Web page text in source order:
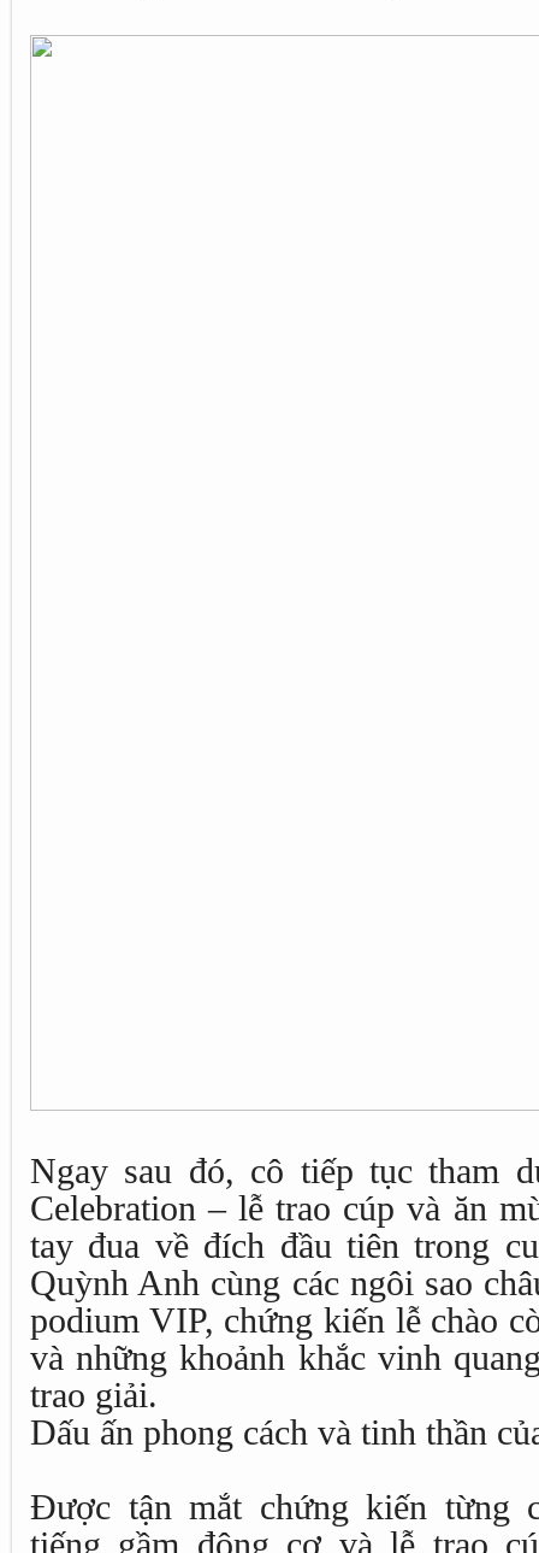
Ngay sau đó, cô tiếp tục tham
Celebration – lễ trao cúp và ăn
tay đua về đích đầu tiên trong
Quỳnh Anh cùng các ngôi sao
podium VIP, chứng kiến lễ chào
và những khoảnh khắc vinh
trao giải.
Dấu ấn phong cách và tinh thần
Được tận mắt chứng kiến từng
tiếng gầm động cơ và lễ trao